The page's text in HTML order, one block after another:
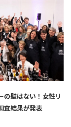
の壁はない！女性リ
査結果が発表